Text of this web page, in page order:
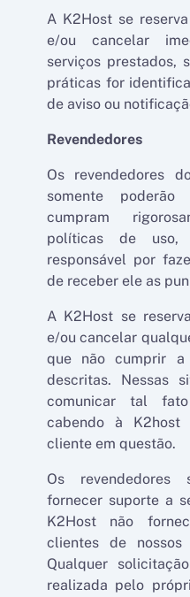
A K2Host se
e/ou cancelar
serviços prestados,
práticas for
de aviso ou
Revendedores
Os revendedores
somente
cumpram
políticas de uso,
responsável por
de receber ele as
A K2Host se
e/ou cancelar
que não cumprir
descritas. Nessas
comunicar tal
cabendo à
cliente em questão.
Os revendedores
fornecer suporte a
K2Host não
clientes de nossos
Qualquer
realizada pelo